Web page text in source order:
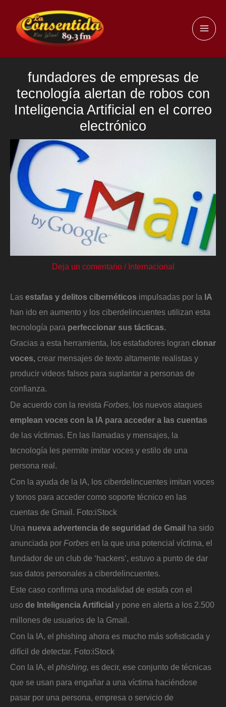
contenido
fundadores de empresas de
tecnología alertan de robos con
Inteligencia Artificial en el correo
electrónico
Deja un comentario / Internacional
Las estafas y delitos cibernéticos impulsadas por la IA
han ido en aumento y los ciberdelincuentes utilizan esta
tecnología para perfeccionar sus tácticas.
Gracias a esta herramienta, los estafadores logran clonar
voces, crear mensajes de texto altamente realistas y
producir videos falsos para suplantar a personas de
confianza.
De acuerdo con la revista Forbes, los nuevos ataques
emplean voces con la IA para acceder a las cuentas
de las víctimas. En las llamadas y mensajes, la
tecnología les permite imitar voces y estilo de una
persona real.
Con la ayuda de la IA, los ciberdelincuentes imitan voces
y tonos para acceder como soporte técnico en las
cuentas de Gmail. Foto:iStock
Una nueva advertencia de seguridad de Gmail ha sido
anunciada por Forbes en la que una potencial víctima, el
fundador de un club de ‘hackers’, estuvo a punto de dar
sus datos personales a ciberdelincuentes.
Este caso confirma una modalidad de estafa con el
uso de Inteligencia Artificial y pone en alerta a los 2.500
millones de usuarios de la Gmail.
Con la IA, el phishing ahora es mucho más sofisticada y
difícil de detectar. Foto:iStock
Con la IA, el phishing, es decir, ese conjunto de técnicas
que se usan para engañar a una víctima haciéndose
pasar por una persona, empresa o servicio de